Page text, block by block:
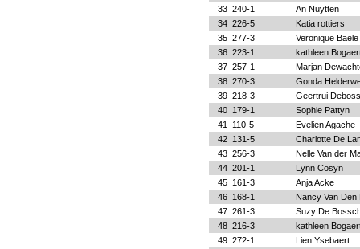
33 240-1
An Nuytten
34 226-5
Katia rottiers
35 277-3
Veronique Baele
36 223-1
kathleen
37 257-1
Marjan
38 270-3
Gonda
39 218-3
Geertrui
40 179-1
Sophie Pattyn
41
110-5
Evelien Agache
42 131-5
Charlotte De
43 256-3
Nelle Van der
44 201-1
Lynn Cosyn
45 161-3
Anja Acke
46 168-1
Nancy Van Den
47 261-3
Suzy De
48 216-3
kathleen
49 272-1
Lien Ysebaert